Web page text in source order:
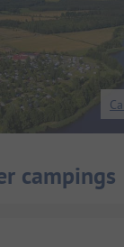
campings